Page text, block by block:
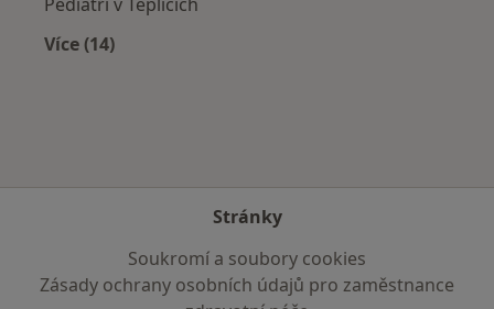
Více (14)
Stránky
Soukromí a soubory cookies
Zásady ochrany osobních údajů pro zaměstnance